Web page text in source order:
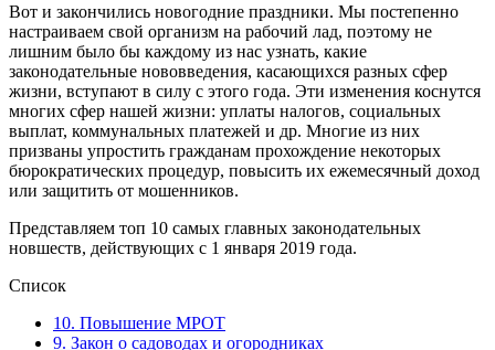
Вот и закончились новогодние праздники. Мы постепенно
настраиваем свой организм на рабочий лад, поэтому не
лишним было бы каждому из нас узнать, какие
законодательные нововведения, касающихся разных сфер
жизни, вступают в силу с этого года. Эти изменения коснутся
многих сфер нашей жизни: уплаты налогов, социальных
выплат, коммунальных платежей и др. Многие из них
призваны упростить гражданам прохождение некоторых
бюрократических процедур, повысить их ежемесячный доход
или защитить от мошенников.
Представляем топ 10 самых главных законодательных
новшеств, действующих с 1 января 2019 года.
Список
10. Повышение МРОТ
9. Закон о садоводах и огοродниках